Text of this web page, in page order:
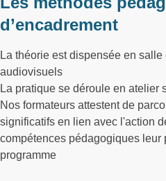
d’encadrement
La théorie est dispensée en
audiovisuels
La pratique se déroule en atelier
Nos formateurs attestent de
significatifs en lien avec l'action
compétences pédagogiques leur
programme